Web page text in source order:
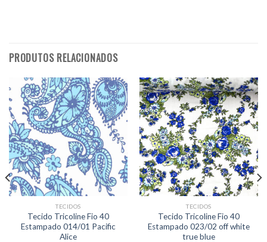
PRODUTOS RELACIONADOS
TECIDOS
Tecido Tricoline Fio 40
Estampado 014/01 Pacific
Alice
TECIDOS
Tecido Tricoline Fio 40
Estampado 023/02 off white
true blue